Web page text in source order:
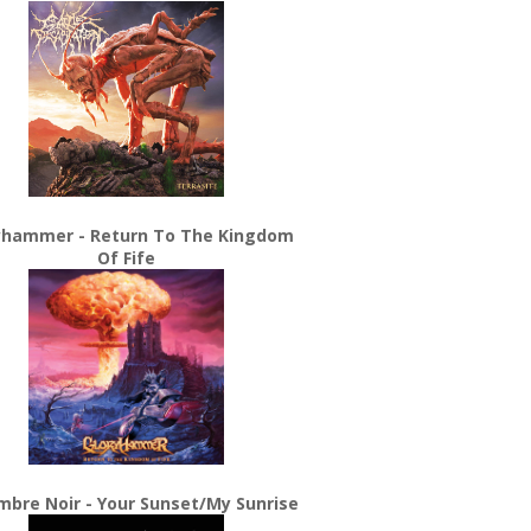
- Return To The Kingdom
Of Fife
Noir - Your Sunset/My Sunrise